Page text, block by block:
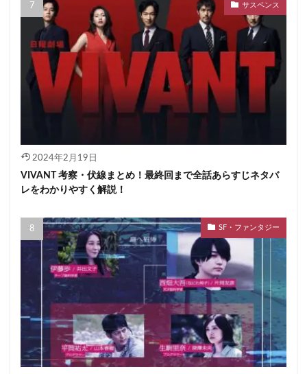
サスペンス
2024年2月19日
VIVANT 考察・伏線まとめ！最終回まで全話あらすじネタバ
レをわかりやすく解説！
SF・ファンタジー